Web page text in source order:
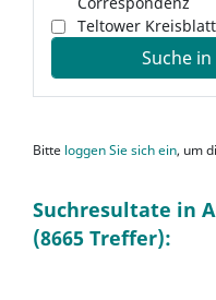
Teltower Kreisblatt
Suche
Bitte loggen Sie sich ein, um
Suchresultate in
(8665 Treffer):